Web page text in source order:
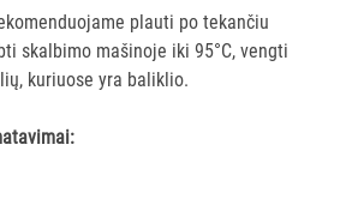
plauti po tekančiu
skalbimo mašinoje iki 95°C, vengti
kuriuose yra baliklio.